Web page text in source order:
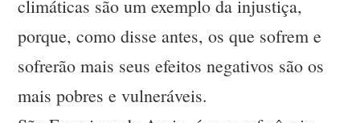
climáticas são um exemplo da injustiça,
porque, como disse antes, os que sofrem e
sofrerão mais seus efeitos negativos são os
mais pobres e vulneráveis.